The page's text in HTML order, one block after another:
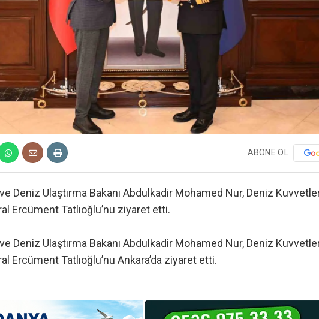
ABONE OL
Deniz Ulaştırma Bakanı Abdulkadir Mohamed Nur, Deniz
Ercüment Tatlıoğlu’nu ziyaret etti.
Deniz Ulaştırma Bakanı Abdulkadir Mohamed Nur, Deniz
Ercüment Tatlıoğlu’nu Ankara’da ziyaret etti.